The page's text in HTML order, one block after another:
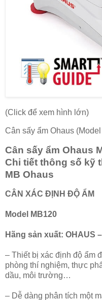
(Click để xem hình lớn)
Cân sấy ẩm Ohaus
Cân sấy ẩm Ohaus
Chi tiết thông số kỹ
MB Ohaus
CÂN XÁC ĐỊNH ĐỘ ẨM
Model MB120
Hãng sản xuất: OHAUS
– Thiết bị xác định độ ẩm
phòng thí nghiệm, thực
dầu, môi trường…
– Dễ dàng phân tích một